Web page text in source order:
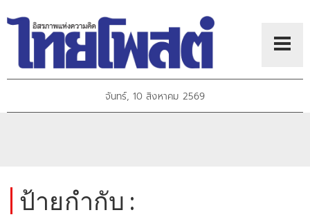
จันทร์, 10 สิงหาคม 2569
ป้ายกำกับ :